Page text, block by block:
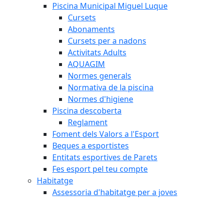
Piscina Municipal Miguel Luque
Cursets
Abonaments
Cursets per a nadons
Activitats Adults
AQUAGIM
Normes generals
Normativa de la piscina
Normes d'higiene
Piscina descoberta
Reglament
Foment dels Valors a l'Esport
Beques a esportistes
Entitats esportives de Parets
Fes esport pel teu compte
Habitatge
Assessoria d'habitatge per a joves